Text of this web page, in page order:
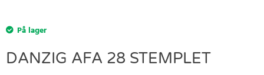
På lager
DANZIG AFA 28 STEMPLET